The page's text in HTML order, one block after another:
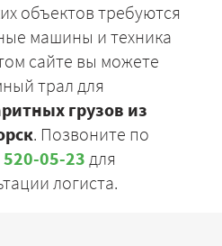
объектов требуются
машины и техника
сайте вы можете
трал для
грузов из
. Позвоните по
05-23 для
логиста.